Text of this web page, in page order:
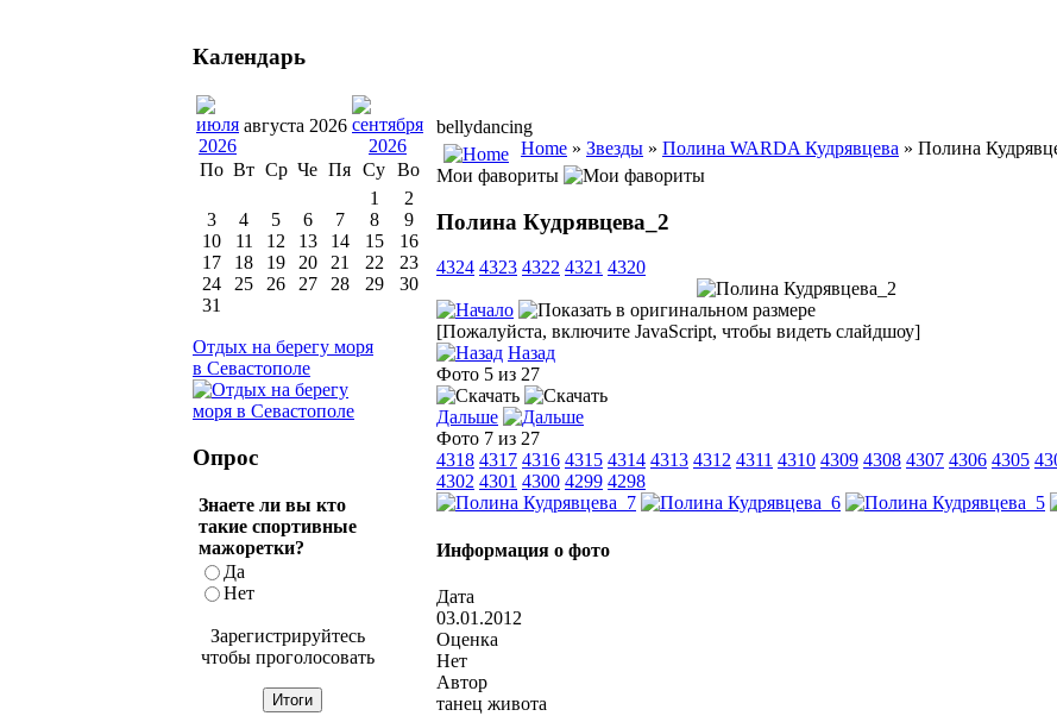
bellydancing
Home » Звезды » Полина WARDA Кудрявцева » Полина
Мои фавориты
Полина Кудрявцева_2
4324 4323 4322 4321 4320
[Пожалуйста, включите JavaScript, чтобы видеть слайдшоу]
Назад
Фото 5 из 27
Дальше
Фото 7 из 27
4318 4317 4316 4315 4314 4313 4312 4311 4310 4309 4308 4307 4306 4305
4302 4301 4300 4299 4298
Информация о фото
Дата
03.01.2012
Оценка
Нет
Автор
танец живота
Календарь
августа 2026
По Вт Ср Че Пя Су Во
1
2
3
4 5 6 7 8
9
10
11 12 13 14 15
16
17
18 19 20 21 22
23
24
25 26 27 28 29
30
31
Отдых на берегу моря
в Севастополе
Опрос
Знаете ли вы кто
такие спортивные
мажоретки?
Да
Нет
Зарегистрируйтесь
чтобы проголосовать